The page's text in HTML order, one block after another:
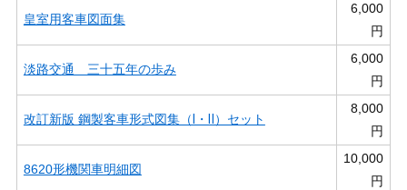
皇室用客車図面集
6,000
円
淡路交通 三十五年の歩み
6,000
円
改訂新版 鋼製客車形式図集（Ⅰ・Ⅱ）セット
8,000
円
8620形機関車明細図
10,000
円